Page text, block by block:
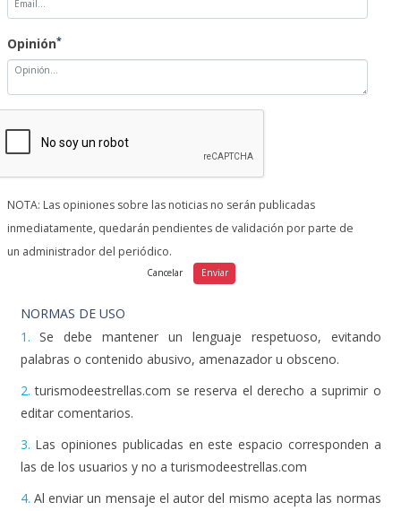
Opinión*
NOTA: Las opiniones sobre las noticias no serán publicadas
inmediatamente, quedarán pendientes de validación por parte de
un administrador del periódico.
NORMAS DE USO
1. Se debe mantener un lenguaje respetuoso, evitando
palabras o contenido abusivo, amenazador u obsceno.
2. turismodeestrellas.com se reserva el derecho a suprimir o
editar comentarios.
3. Las opiniones publicadas en este espacio corresponden a
las de los usuarios y no a turismodeestrellas.com
4. Al enviar un mensaje el autor del mismo acepta las normas